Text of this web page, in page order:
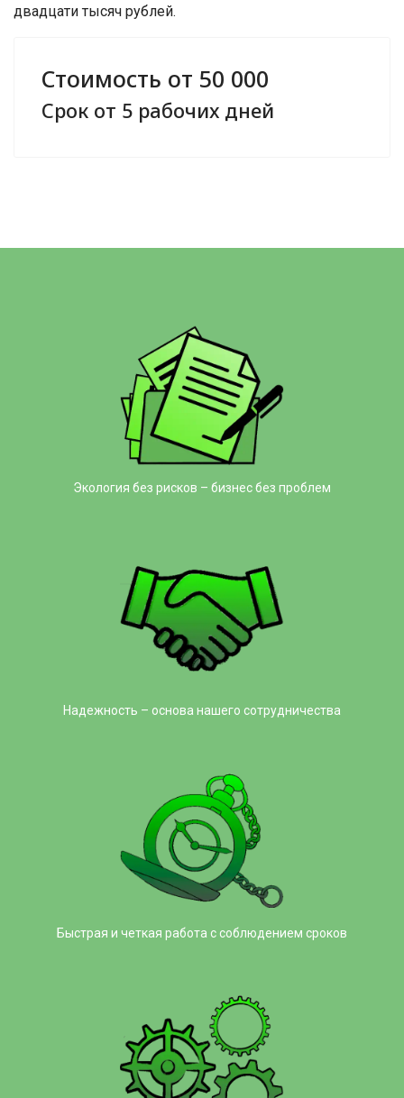
двадцати тысяч рублей.
Стоимость от 50 000
Срок от 5 рабочих дней
Экология без рисков – бизнес без проблем
Надежность – основа нашего сотрудничества
Быстрая и четкая работа с соблюдением сроков